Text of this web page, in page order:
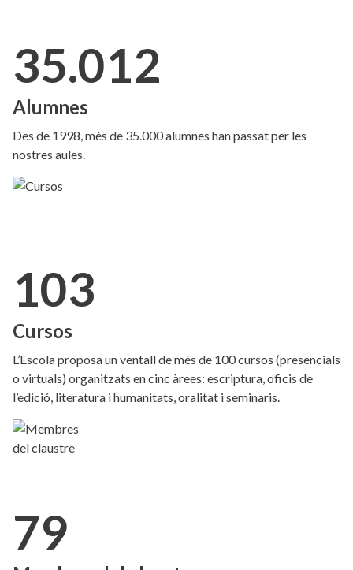
35.012
Alumnes
Des de 1998, més de 35.000 alumnes han passat per les
nostres aules.
103
Cursos
L’Escola proposa un ventall de més de 100 cursos (presencials
o virtuals) organitzats en cinc àrees: escriptura, oficis de
l’edició, literatura i humanitats, oralitat i seminaris.
79